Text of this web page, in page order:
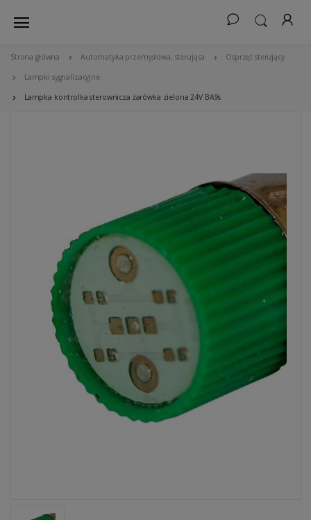
Strona główna Automatyka przemysłowa, sterująca Osprzęt sterujący
Lampki sygnalizacyjne
Lampka kontrolka sterownicza żarówka zielona 24V BA9s